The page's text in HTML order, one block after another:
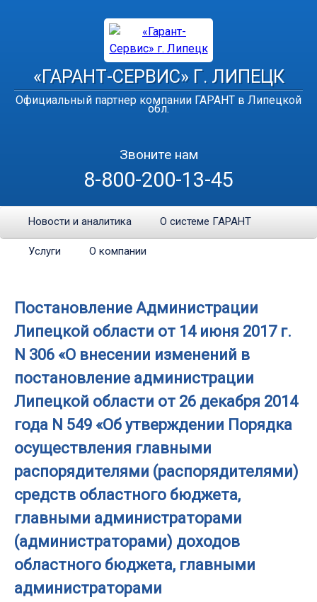
«ГАРАНТ-СЕРВИС» Г. ЛИПЕЦК
Официальный партнер компании ГАРАНТ в Липецкой
обл.
Звоните нам
8-800-200-13-45
Новости и аналитика О системе ГАРАНТ
Услуги О компании
Постановление Администрации
Липецкой области от 14 июня 2017 г.
N 306 «О внесении изменений в
постановление администрации
Липецкой области от 26 декабря 2014
года N 549 «Об утверждении Порядка
осуществления главными
распорядителями (распорядителями)
средств областного бюджета,
главными администраторами
(администраторами) доходов
областного бюджета, главными
администраторами